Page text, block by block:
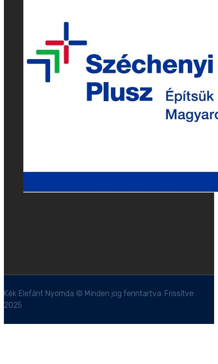
Kék Elefánt Nyomda © Minden jog fenntartva. Frissítve:
2025